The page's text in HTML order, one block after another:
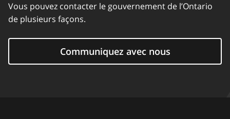
Vous pouvez contacter le gouvernement de l’Ontario
de plusieurs façons.
Communiquez avec nous